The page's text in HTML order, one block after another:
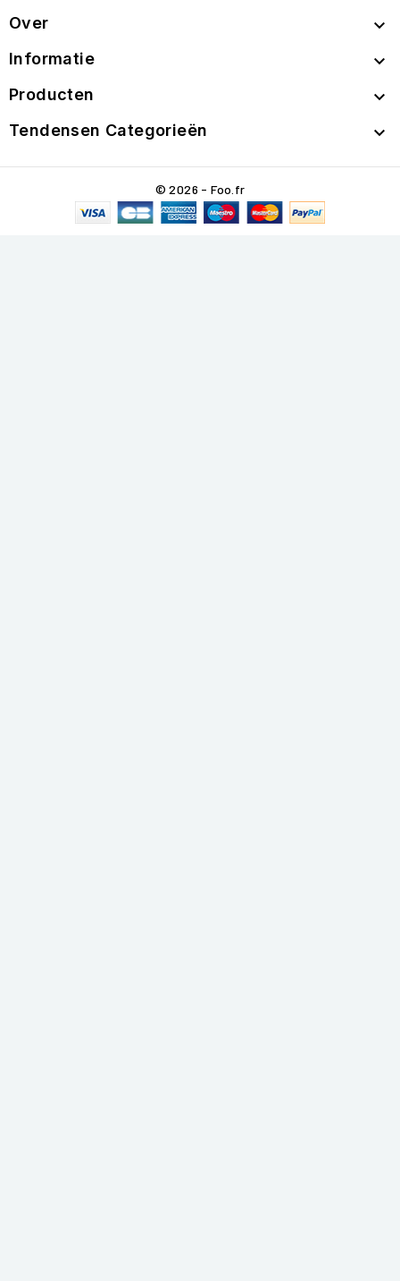
Over 
Informatie 
Producten 
Tendensen Categorieën 
© 2026 - Foo.fr